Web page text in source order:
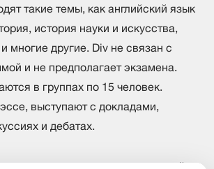
такие темы, как английский язык
история науки и искусства,
многие другие. Div не связан с
и не предполагает экзамена.
в группах по 15 человек.
выступают с докладами,
и дебатах.